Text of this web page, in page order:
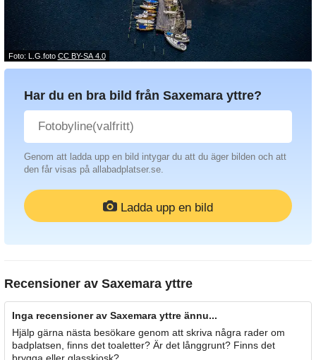
Foto: L.G.foto CC BY-SA 4.0
Har du en bra bild från Saxemara yttre?
Genom att ladda upp en bild intygar du att du äger bilden och att
den får visas på allabadplatser.se.
Ladda upp en bild
Recensioner av Saxemara yttre
Inga recensioner av Saxemara yttre ännu...
Hjälp gärna nästa besökare genom att skriva några rader om
badplatsen, finns det toaletter? Är det långgrunt? Finns det